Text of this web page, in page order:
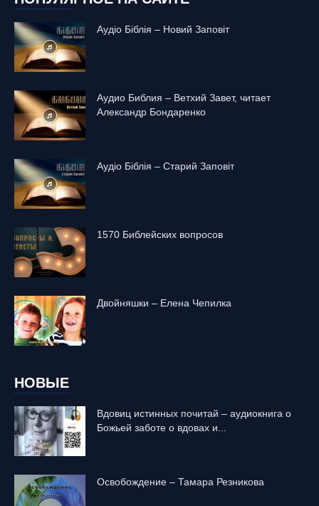
Аудіо Біблія – Новий Заповіт
Аудио Библия – Ветхий Завет, читает
Александр Бондаренко
Аудіо Біблія – Старий Заповіт
1570 Библейских вопросов
Двойняшки – Елена Чепилка
НОВЫЕ
Вдовиц истинных почитай – аудиокнига о
Божьей заботе о вдовах и...
Освобождение – Тамара Резникова